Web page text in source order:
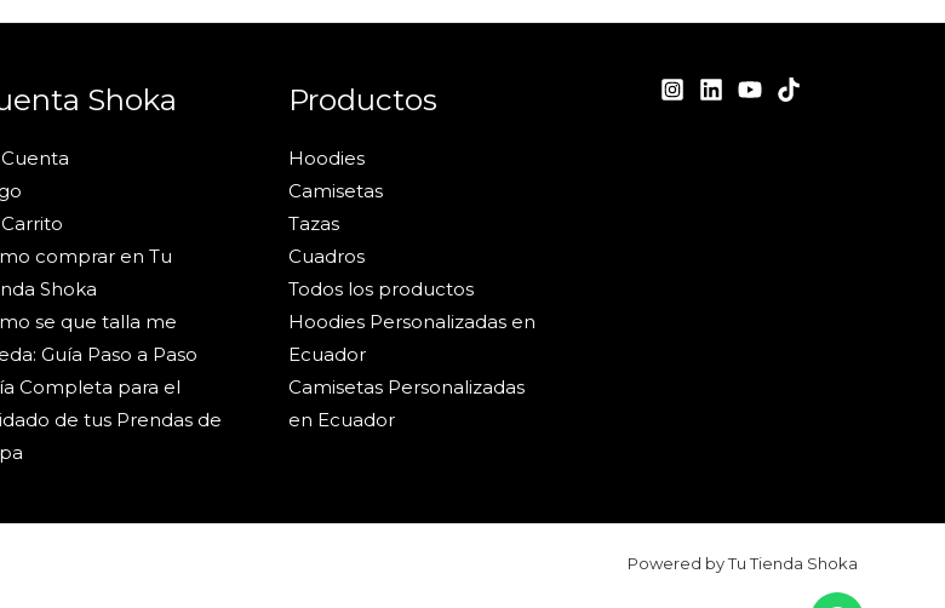
Shoka
comprar en Tu
Shoka
se que talla me
Guía Paso a Paso
Completa para el
de tus Prendas de
Productos
Hoodies
Camisetas
Tazas
Cuadros
Todos los productos
Hoodies Personalizadas en
Ecuador
Camisetas Personalizadas
en Ecuador
Powered by Tu Tienda Shoka